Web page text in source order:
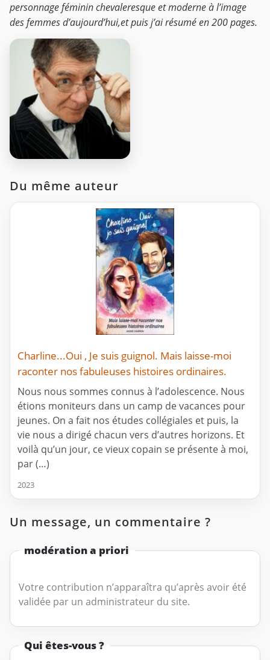
personnage féminin chevaleresque et moderne à l’image
des femmes d’aujourd’hui,et puis j’ai résumé en 200 pages.
Du même auteur
Charline...Oui , Je suis guignol. Mais laisse-moi
raconter nos fabuleuses histoires ordinaires.
Nous nous sommes connus à l’adolescence. Nous
étions moniteurs dans un camp de vacances pour
jeunes. On a fait nos études collégiales et puis, la
vie nous a dirigé chacun vers d’autres horizons. Et
voilà qu’un jour, ce vieux copain se présente à moi,
par (…)
2023
Un message, un commentaire ?
modération a priori
Votre contribution n’apparaîtra qu’après avoir été
validée par un administrateur du site.
Qui êtes-vous ?